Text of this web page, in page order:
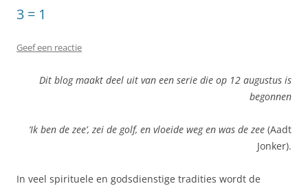
3 = 1
Geef een reactie
Dit blog maakt deel uit van een serie die op 12 augustus is
begonnen
‘Ik ben de zee’, zei de golf, en vloeide weg en was de zee (Aadt
Jonker).
In veel spirituele en godsdienstige tradities wordt de